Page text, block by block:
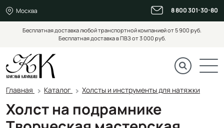
Москва 8 800 301-30-80
Бесплатная доставка любой транспортной компанией от 5 900 руб.
Бесплатная доставка в ПВЗ от 3 000 руб.
Главная Каталог Холсты и инструменты для натяжки
Холст на подрамнике